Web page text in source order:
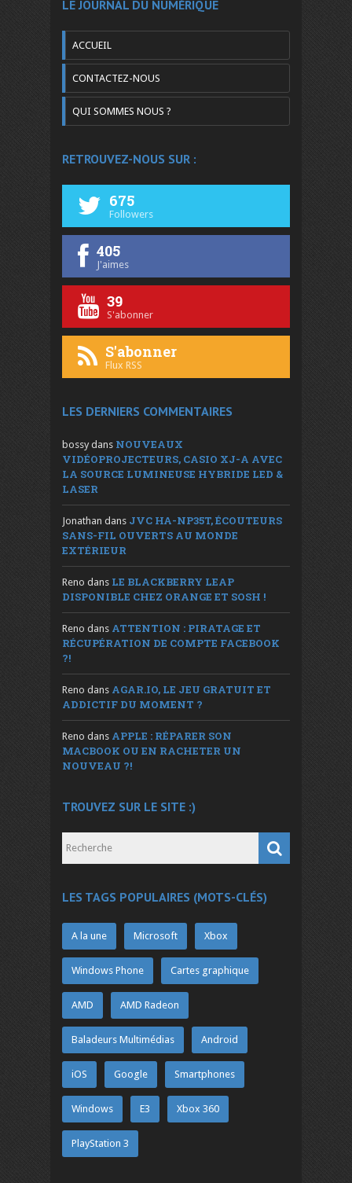
LE JOURNAL DU NUMÉRIQUE
ACCUEIL
CONTACTEZ-NOUS
QUI SOMMES NOUS ?
RETROUVEZ-NOUS SUR :
675
Followers
405
J'aimes
39
S'abonner
S'abonner
Flux RSS
LES DERNIERS COMMENTAIRES
bossy dans NOUVEAUX
VIDÉOPROJECTEURS, CASIO XJ-A AVEC
LA SOURCE LUMINEUSE HYBRIDE LED &
LASER
Jonathan dans JVC HA-NP35T, ÉCOUTEURS
SANS-FIL OUVERTS AU MONDE
EXTÉRIEUR
Reno dans LE BLACKBERRY LEAP
DISPONIBLE CHEZ ORANGE ET SOSH !
Reno dans ATTENTION : PIRATAGE ET
RÉCUPÉRATION DE COMPTE FACEBOOK
?!
Reno dans AGAR.IO, LE JEU GRATUIT ET
ADDICTIF DU MOMENT ?
Reno dans APPLE : RÉPARER SON
MACBOOK OU EN RACHETER UN
NOUVEAU ?!
TROUVEZ SUR LE SITE :)
LES TAGS POPULAIRES (MOTS-CLÉS)
A la une Microsoft Xbox
Windows Phone Cartes graphique
AMD AMD Radeon
Baladeurs Multimédias Android
iOS Google Smartphones
Windows E3 Xbox 360
PlayStation 3